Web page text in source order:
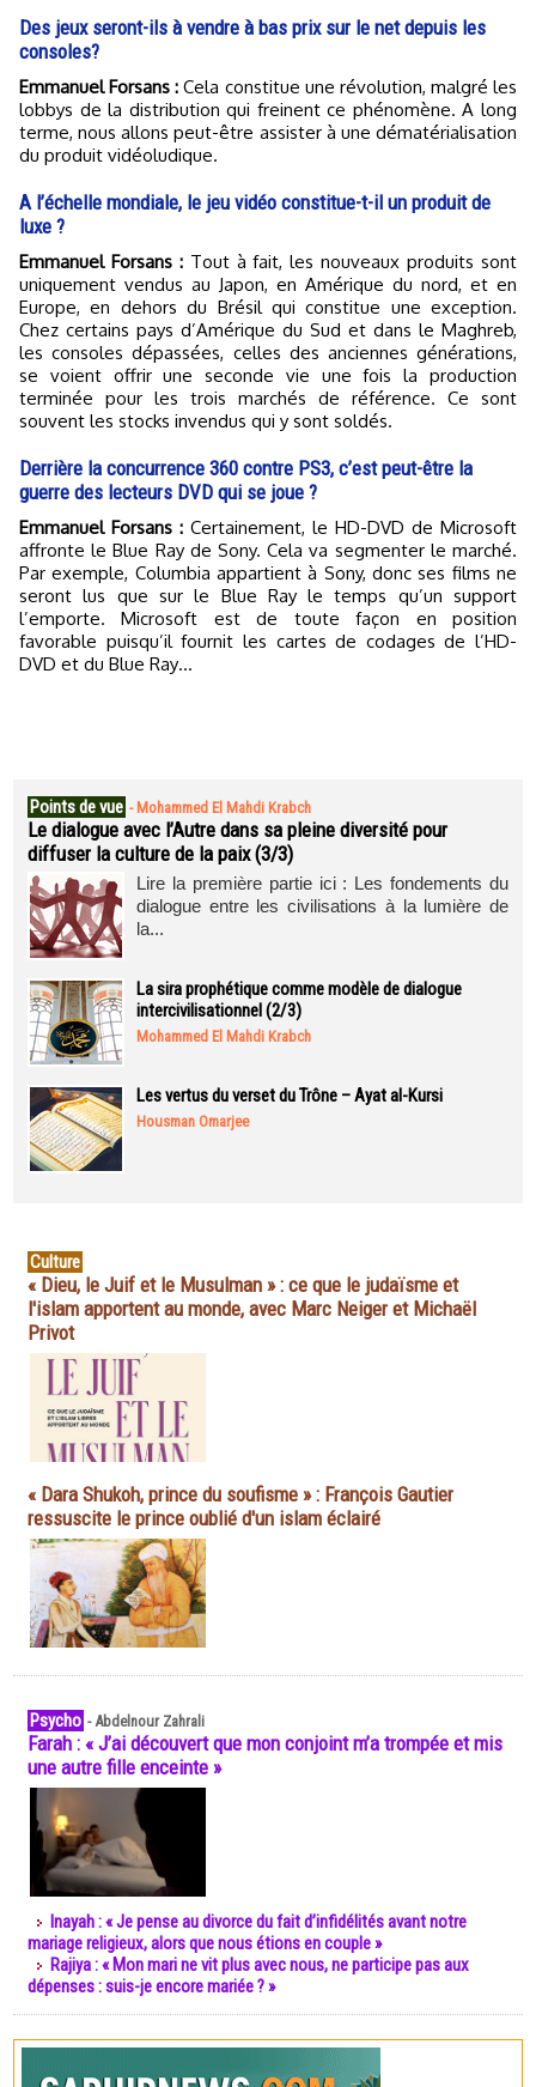
Des jeux seront-ils à vendre à bas prix sur le net depuis les
consoles?
Emmanuel Forsans : Cela constitue une révolution, malgré les
lobbys de la distribution qui freinent ce phénomène. A long
terme, nous allons peut-être assister à une dématérialisation
du produit vidéoludique.
A l’échelle mondiale, le jeu vidéo constitue-t-il un produit de
luxe ?
Emmanuel Forsans :Tout à fait, les nouveaux produits sont
uniquement vendus au Japon, en Amérique du nord, et en
Europe, en dehors du Brésil qui constitue une exception.
Chez certains pays d’Amérique du Sud et dans le Maghreb,
les consoles dépassées, celles des anciennes générations,
se voient offrir une seconde vie une fois la production
terminée pour les trois marchés de référence. Ce sont
souvent les stocks invendus qui y sont soldés.
Derrière la concurrence 360 contre PS3, c’est peut-être la
guerre des lecteurs DVD qui se joue ?
Emmanuel Forsans : Certainement, le HD-DVD de Microsoft
affronte le Blue Ray de Sony. Cela va segmenter le marché.
Par exemple, Columbia appartient à Sony, donc ses films ne
seront lus que sur le Blue Ray le temps qu’un support
l’emporte. Microsoft est de toute façon en position
favorable puisqu’il fournit les cartes de codages de l’HD-
DVD et du Blue Ray…
Points de vue - Mohammed El Mahdi Krabch
Le dialogue avec l’Autre dans sa pleine diversité pour
diffuser la culture de la paix (3/3)
Lire la première partie ici : Les fondements du
dialogue entre les civilisations à la lumière de
la...
La sira prophétique comme modèle de dialogue
intercivilisationnel (2/3)
Mohammed El Mahdi Krabch
Les vertus du verset du Trône – Ayat al-Kursi
Housman Omarjee
Culture
« Dieu, le Juif et le Musulman » : ce que le judaïsme et
l'islam apportent au monde, avec Marc Neiger et Michaël
Privot
« Dara Shukoh, prince du soufisme » : François Gautier
ressuscite le prince oublié d'un islam éclairé
Psycho -Abdelnour Zahrali
Farah : « J’ai découvert que mon conjoint m’a trompée et mis
une autre fille enceinte »
Inayah : « Je pense au divorce du fait d’infidélités avant notre
mariage religieux, alors que nous étions en couple »
Rajiya : « Mon mari ne vit plus avec nous, ne participe pas aux
dépenses : suis-je encore mariée ? »